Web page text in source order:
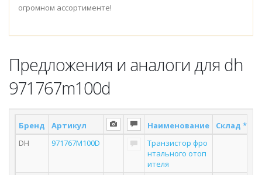
огромном ассортименте!
Предложения и аналоги для dh
971767m100d
Бренд Артикул Наименование Склад *
DH
971767M100D
Транзистор фро
нтального отоп
ителя